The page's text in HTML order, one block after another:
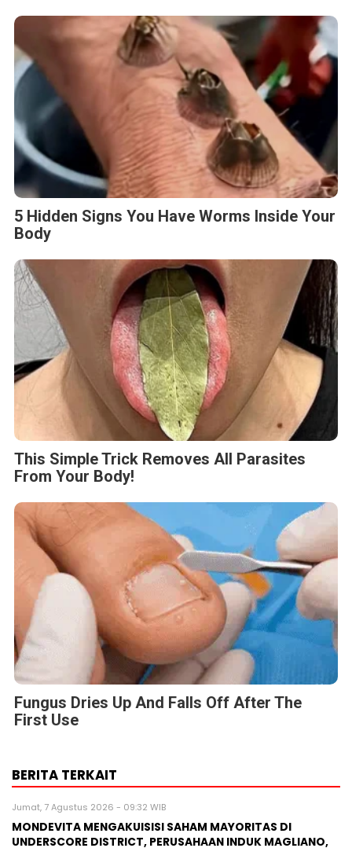
5 Hidden Signs You Have Worms Inside Your
Body
This Simple Trick Removes All Parasites
From Your Body!
Fungus Dries Up And Falls Off After The
First Use
BERITA TERKAIT
Jumat, 7 Agustus 2026 - 09:32 WIB
MONDEVITA MENGAKUISISI SAHAM MAYORITAS DI
UNDERSCORE DISTRICT, PERUSAHAAN INDUK MAGLIANO,